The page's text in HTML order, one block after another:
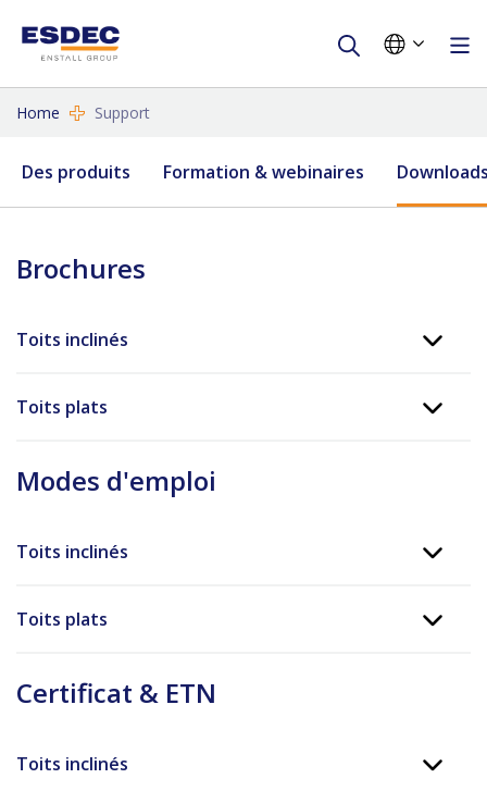
Home Support
Des produits Formation & webinaires
Brochures
Toits inclinés
Toits plats
Modes d'emploi
Toits inclinés
Toits plats
Certificat & ETN
Toits inclinés